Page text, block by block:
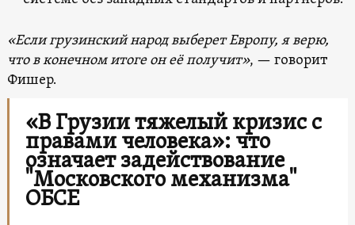
«Если грузинский народ выберет Европу, я верю,
что в конечном итоге он её получит», — говорит
Фишер.
«В Грузии тяжелый кризис с
правами человека»: что
означает задействование
"Московского механизма"
ОБСЕ